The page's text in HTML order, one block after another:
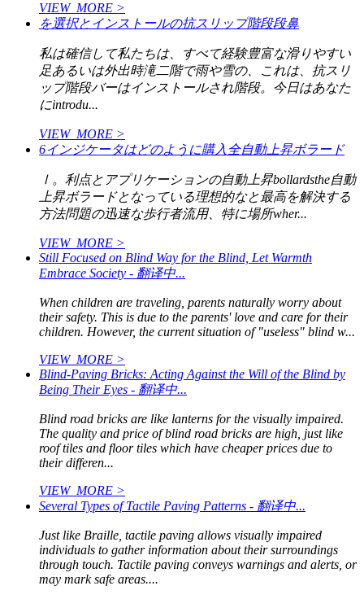
VIEW_MORE >
を選択とインストールの抗スリップ階段段鼻
私は確信して私たちは、すべて経験豊富な滑りやすい
足あるいは外出時滝二階で雨や雪の、これは、抗スリ
ップ階段バーはインストールされ階段。今日はあなた
にintrodu...
VIEW_MORE >
6インジケータはどのように購入全自動上昇ボラード
Ⅰ。利点とアプリケーションの自動上昇bollardsthe自動
上昇ボラードとなっている理想的なと最高を解決する
方法問題の迅速な歩行者流用、特に場所wher...
VIEW_MORE >
Still Focused on Blind Way for the Blind, Let Warmth
Embrace Society - 翻译中...
When children are traveling, parents naturally worry about
their safety. This is due to the parents' love and care for their
children. However, the current situation of "useless" blind w...
VIEW_MORE >
Blind-Paving Bricks: Acting Against the Will of the Blind by
Being Their Eyes - 翻译中...
Blind road bricks are like lanterns for the visually impaired.
The quality and price of blind road bricks are high, just like
roof tiles and floor tiles which have cheaper prices due to
their differen...
VIEW_MORE >
Several Types of Tactile Paving Patterns - 翻译中...
Just like Braille, tactile paving allows visually impaired
individuals to gather information about their surroundings
through touch. Tactile paving conveys warnings and alerts, or
may mark safe areas....